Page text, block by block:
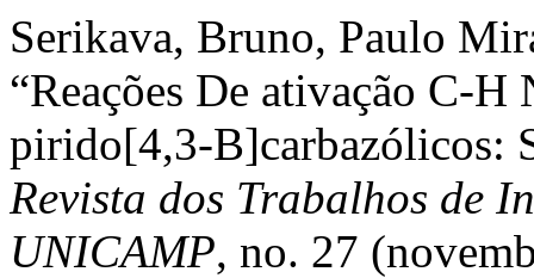
Serikava, Bruno, Paulo
“Reações De ativação C-H
pirido[4,3-B]carbazólicos:
Revista dos Trabalhos de
UNICAMP, no. 27